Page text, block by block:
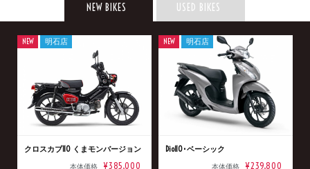
NEW BIKES USED BIKES
クロスカブ110 くまモンバージョン
本体価格 ¥385,000
NEW 明石店
Dio110･ベーシック
本体価格 ¥239,800
NEW 明石店